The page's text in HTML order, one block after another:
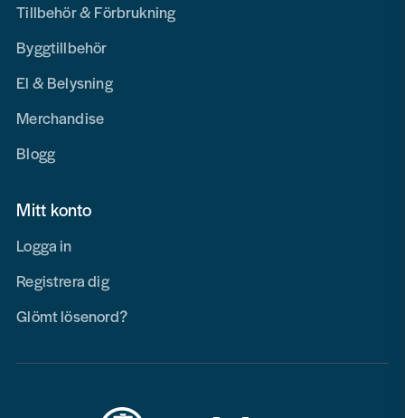
Tillbehör & Förbrukning
Byggtillbehör
El & Belysning
Merchandise
Blogg
Mitt konto
Logga in
Registrera dig
Glömt lösenord?